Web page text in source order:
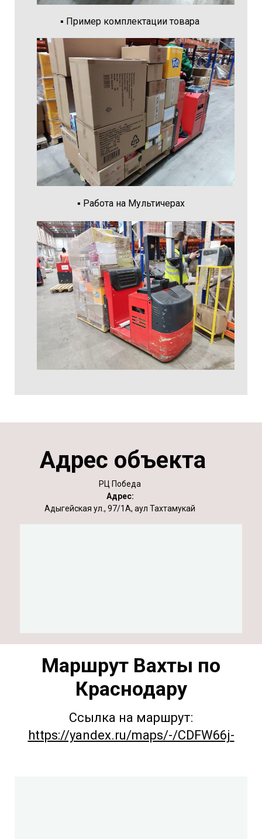
▪️ Пример комплектации товара
▪️ Работа на Мультичерах
Адрес объекта
РЦ Победа
Адрес:
Адыгейская ул., 97/1А, аул Тахтамукай
Маршрут Вахты по
Краснодару
Ссылка на маршрут:
https://yandex.ru/maps/-/CDFW66j-